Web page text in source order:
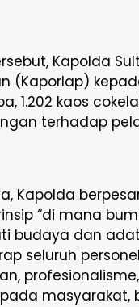
Kapolda
(Kaporlap)
1.202 kaos
terhadap
Kapolda
“di mana
budaya dan
seluruh
masyarakat,